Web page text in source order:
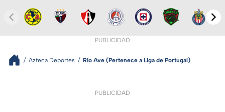
PUBLICIDAD
Azteca Deportes Rio Ave (Pertenece a Liga de Portugal)
PUBLICIDAD